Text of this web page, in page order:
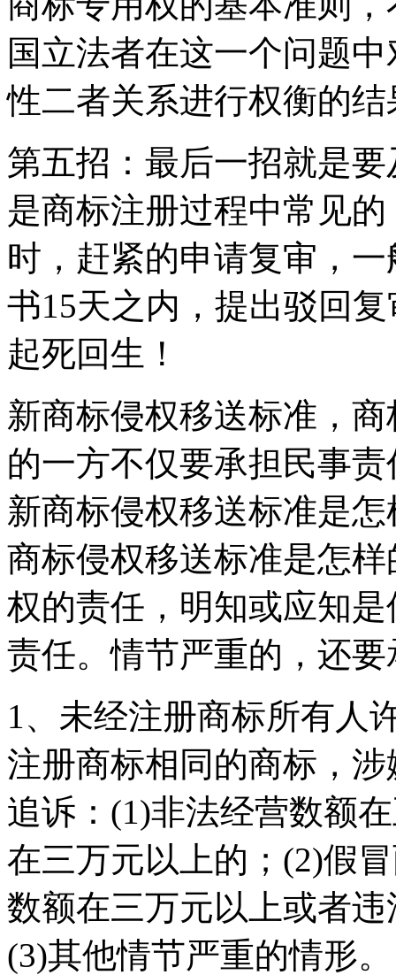
国立法者在这一个问题
性二者关系进行权衡的结
第五招：最后一招就是
是商标注册过程中常见
时，赶紧的申请复审，
书15天之内，提出驳回
起死回生！
新商标侵权移送标准，
的一方不仅要承担民事
新商标侵权移送标准是
商标侵权移送标准是怎
权的责任，明知或应知
责任。情节严重的，还
1、未经注册商标所有人
注册商标相同的商标，
追诉：(1)非法经营数额
在三万元以上的；(2)假
数额在三万元以上或者
(3)其他情节严重的情形。